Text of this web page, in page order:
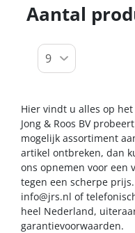
Aantal
Hier vindt u alles op
Jong & Roos BV
mogelijk assortiment
artikel ontbreken, dan
ons opnemen voor een
tegen een scherpe
info@jrs.nl of
heel Nederland,
garantievoorwaarden.